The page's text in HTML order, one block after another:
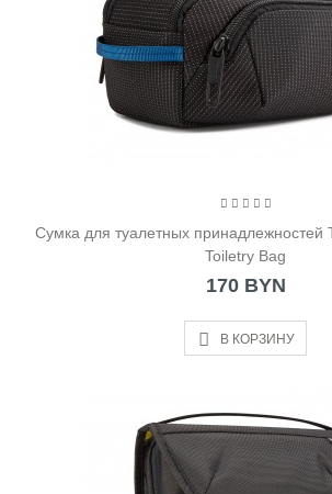
Cумка для туалетных принадлежностей
Toiletry Bag
170 BYN
В КОРЗИНУ